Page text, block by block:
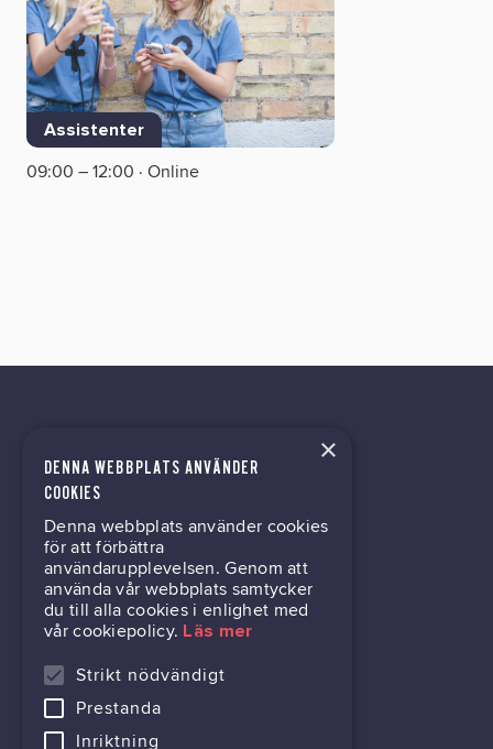
Assistenter
09:00 – 12:00 · Online
kontor@gil.se
031-63 64 80
Mölndalsvägen 30B
Box 24061
400 22 Göteborg
716444-6762
×
DENNA WEBBPLATS ANVÄNDER
COOKIES
Denna webbplats använder cookies
för att förbättra
användarupplevelsen. Genom att
använda vår webbplats samtycker
du till alla cookies i enlighet med
vår cookiepolicy. Läs mer
Strikt nödvändigt
Prestanda
Inriktning